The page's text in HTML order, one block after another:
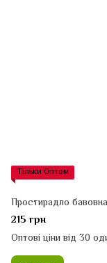
Тільки Оптом
Простирадло
215 грн
Оптові ціни від 30